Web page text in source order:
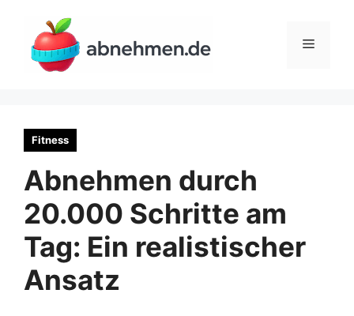
springen
Menü
Fitness
Abnehmen durch
20.000 Schritte am
Tag: Ein realistischer
Ansatz